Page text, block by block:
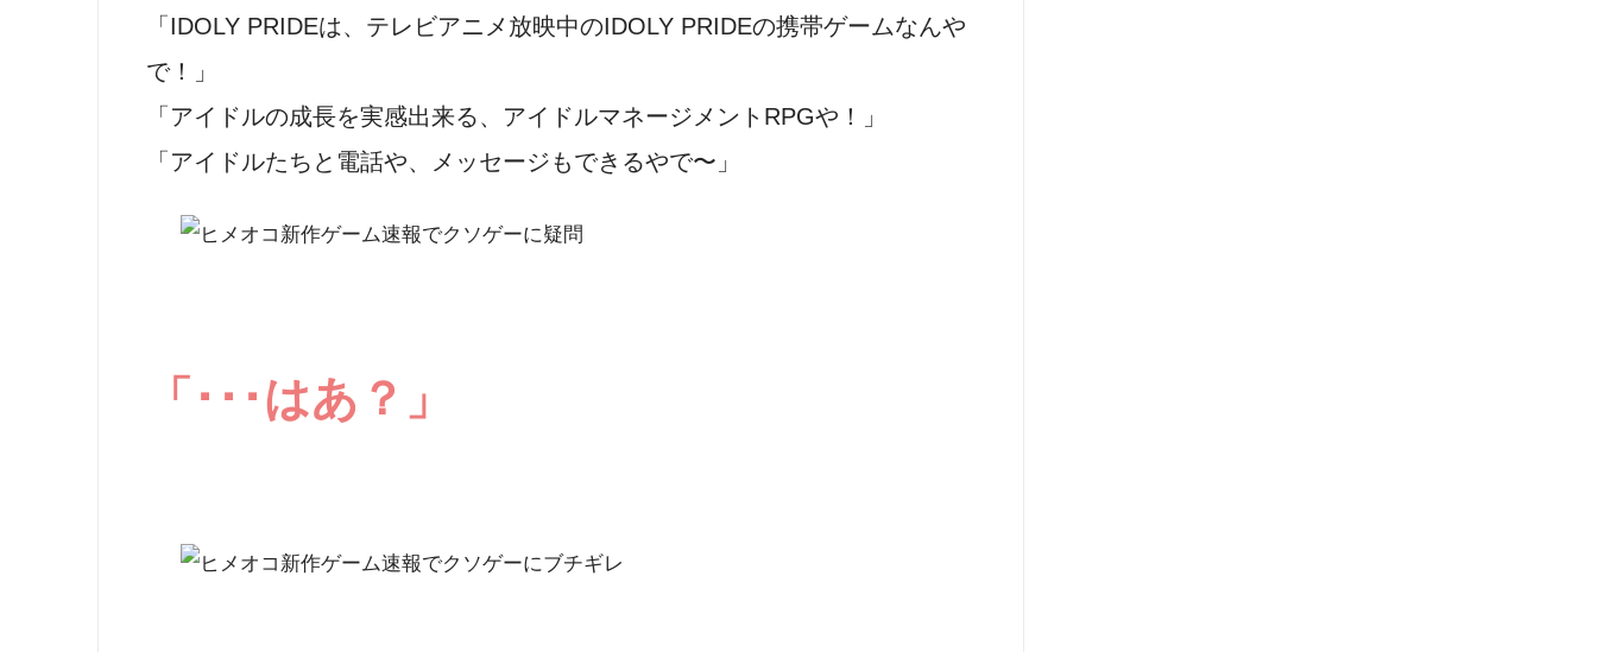
「IDOLY PRIDEは、テレビアニメ放映中のIDOLY PRIDEの携帯ゲームなんや
で！
」
「アイドルの成長を実感出来る、アイドルマネージメントRPGや！」
「アイドルたちと電話や、メッセージもできるやで〜」
「･･･はあ？」